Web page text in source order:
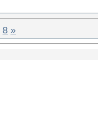
8 »